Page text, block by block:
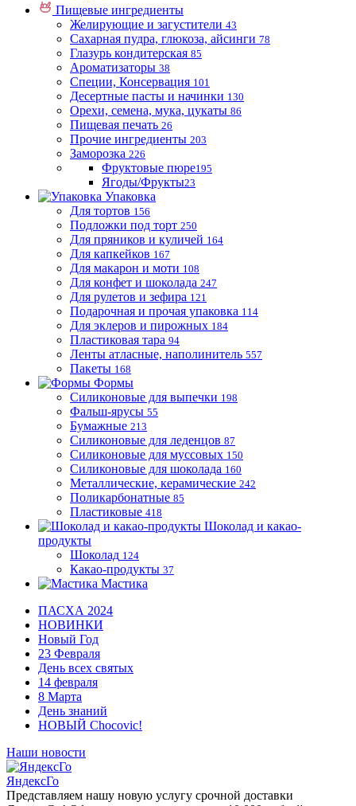
Пищевые ингредиенты
Желирующие и загустители 43
Сахарная пудра, глюкоза, айсинги 78
Глазурь кондитерская 85
Ароматизаторы 38
Специи, Консервация 101
Десертные пасты и начинки 130
Орехи, семена, мука, цукаты 86
Пищевая печать 26
Прочие ингредиенты 203
Заморозка 226
Фруктовые пюре195
Ягоды/Фрукты23
Упаковка
Для тортов 156
Подложки под торт 250
Для пряников и куличей 164
Для капкейков 167
Для макарон и моти 108
Для конфет и шоколада 247
Для рулетов и зефира 121
Подарочная и прочая упаковка 114
Для эклеров и пирожных 184
Пластиковая тара 94
Ленты атласные, наполинитель 557
Пакеты 168
Формы
Силиконовые для выпечки 198
Фальш-ярусы 55
Бумажные 213
Силиконовые для леденцов 87
Силиконовые для муссовых 150
Силиконовые для шоколада 160
Металлические, керамические 242
Поликарбонатные 85
Пластиковые 418
Шоколад и какао-
продукты
Шоколад 124
Какао-продукты 37
Мастика
ПАСХА 2024
НОВИНКИ
Новый Год
23 Февраля
День всех святых
14 февраля
8 Марта
День знаний
НОВЫЙ Chocovic!
Наши новости
ЯндексГо
Представляем нашу новую услугу срочной доставки